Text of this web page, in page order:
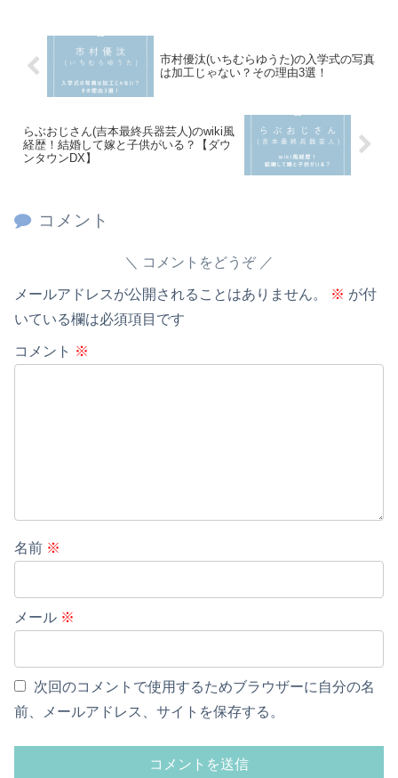
市村優汰(いちむらゆうた)の入学式の写真
は加工じゃない？その理由3選！
らぶおじさん(吉本最終兵器芸人)のwiki風
経歴！結婚して嫁と子供がいる？【ダウ
ンタウンDX】
コメント
コメントをどうぞ
メールアドレスが公開されることはありません。 ※ が付
いている欄は必須項目です
コメント ※
名前 ※
メール ※
次回のコメントで使用するためブラウザーに自分の名
前、メールアドレス、サイトを保存する。